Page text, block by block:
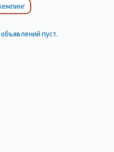
пуст.